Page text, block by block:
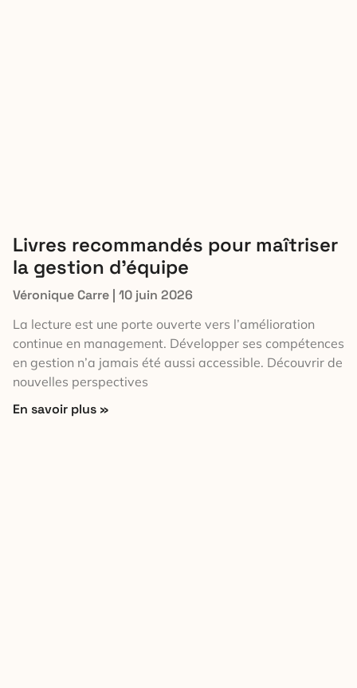
Livres recommandés pour maîtriser
la gestion d’équipe
Véronique Carre 10 juin 2026
La lecture est une porte ouverte vers l’amélioration
continue en management. Développer ses compétences
en gestion n’a jamais été aussi accessible. Découvrir de
nouvelles perspectives
En savoir plus »